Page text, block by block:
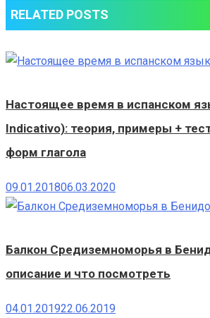
RELATED POSTS
Настоящее время в испанском
Indicativo): теория, примеры +
форм глагола
09.01.201806.03.2020
Балкон Средиземноморья в
описание и что посмотреть
04.01.201922.06.2019